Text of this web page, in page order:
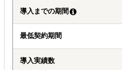
導入までの期間
最低契約期間
導入実績数